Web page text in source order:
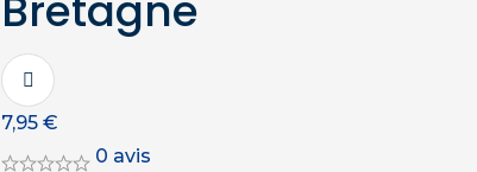
7,95 €
0 avis